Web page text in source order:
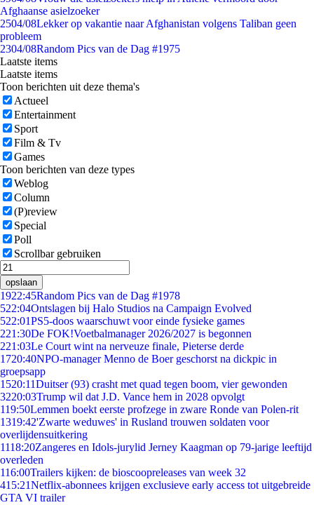
Afghaanse asielzoeker
2504/08Lekker op vakantie naar Afghanistan volgens Taliban geen
probleem
2304/08Random Pics van de Dag #1975
Laatste items
Laatste items
Toon berichten uit deze thema's
Actueel
Entertainment
Sport
Film & Tv
Games
Toon berichten van deze types
Weblog
Column
(P)review
Special
Poll
Scrollbar gebruiken
opslaan
1922:45Random Pics van de Dag #1978
522:04Ontslagen bij Halo Studios na Campaign Evolved
522:01PS5-doos waarschuwt voor einde fysieke games
221:30De FOK!Voetbalmanager 2026/2027 is begonnen
221:03Le Court wint na nerveuze finale, Pieterse derde
1720:40NPO-manager Menno de Boer geschorst na dickpic in
groepsapp
1520:11Duitser (93) crasht met quad tegen boom, vier gewonden
3220:03Trump wil dat J.D. Vance hem in 2028 opvolgt
119:50Lemmen boekt eerste profzege in zware Ronde van Polen-rit
1319:42'Zwarte weduwes' in Rusland trouwen soldaten voor
overlijdensuitkering
1118:20Zangeres en Idols-jurylid Jerney Kaagman op 79-jarige leeftijd
overleden
116:00Trailers kijken: de bioscoopreleases van week 32
415:21Netflix-abonnees krijgen exclusieve early access tot uitgebreide
GTA VI trailer